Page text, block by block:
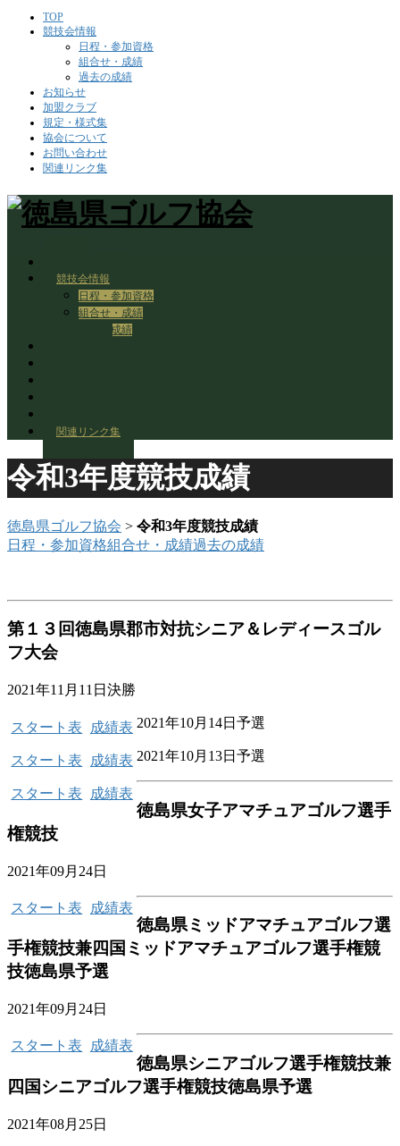
TOP
競技会情報
日程・参加資格
組合せ・成績
過去の成績
お知らせ
加盟クラブ
規定・様式集
協会について
お問い合わせ
関連リンク集
競技会情報
日程・参加資格
組合せ・成績
過去の成績
関連リンク集
令和3年度競技成績
徳島県ゴルフ協会 > 令和3年度競技成績
日程・参加資格組合せ・成績過去の成績
第１３回徳島県郡市対抗シニア＆レディースゴル
フ大会
2021年11月11日決勝
スタート表 成績表 2021年10月14日予選
スタート表 成績表 2021年10月13日予選
スタート表 成績表
徳島県女子アマチュアゴルフ選手
権競技
2021年09月24日
スタート表 成績表
徳島県ミッドアマチュアゴルフ選
手権競技兼四国ミッドアマチュアゴルフ選手権競
技徳島県予選
2021年09月24日
スタート表 成績表
徳島県シニアゴルフ選手権競技兼
四国シニアゴルフ選手権競技徳島県予選
2021年08月25日